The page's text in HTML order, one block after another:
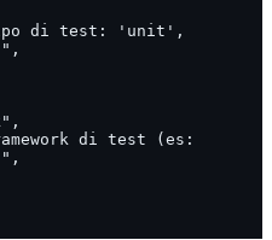
di test: 'unit',
di test (es: